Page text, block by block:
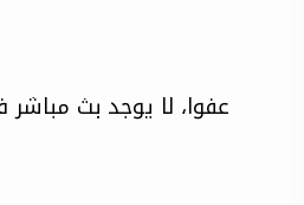
عفوا، لا يوجد بث